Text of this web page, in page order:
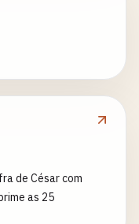
de César com
as 25